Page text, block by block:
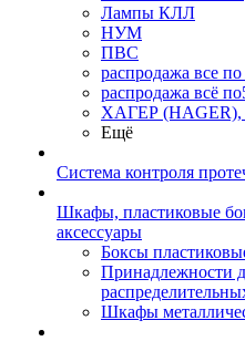
Лампы КЛЛ
НУМ
ПВС
распродажа все
распродажа всё
ХАГЕР (HAGER),
Ещё
Система контроля
Шкафы, пластиковые
аксессуары
Боксы
Принадлежности
Шкафы